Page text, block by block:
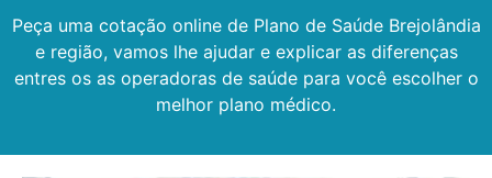
Peça uma cotação online de Plano de Saúde Brejolândia
e região, vamos lhe ajudar e explicar as diferenças
entres os as operadoras de saúde para você escolher o
melhor plano médico.